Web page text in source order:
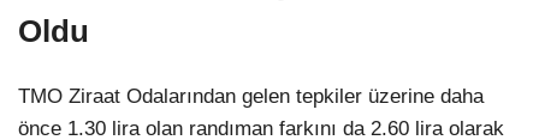
YEREL HABERLER
Oldu
TMO Ziraat Odalarından gelen tepkiler üzerine daha
önce 1.30 lira olan randıman farkını da 2.60 lira olarak